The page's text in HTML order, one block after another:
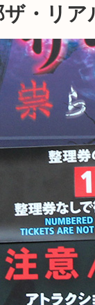
・リ